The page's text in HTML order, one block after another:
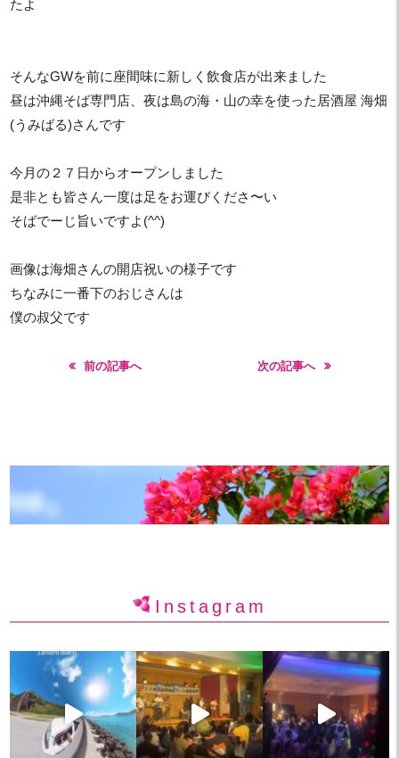
たよ
そんなGWを前に座間味に新しく飲食店が出来ました
昼は沖縄そば専門店、夜は島の海・山の幸を使った居酒屋 海畑
(うみばる)さんです
今月の２７日からオープンしました
是非とも皆さん一度は足をお運びくださ〜い
そばでーじ旨いですよ(^^)
画像は海畑さんの開店祝いの様子です
ちなみに一番下のおじさんは
僕の叔父です
前の記事へ 次の記事へ
Instagram